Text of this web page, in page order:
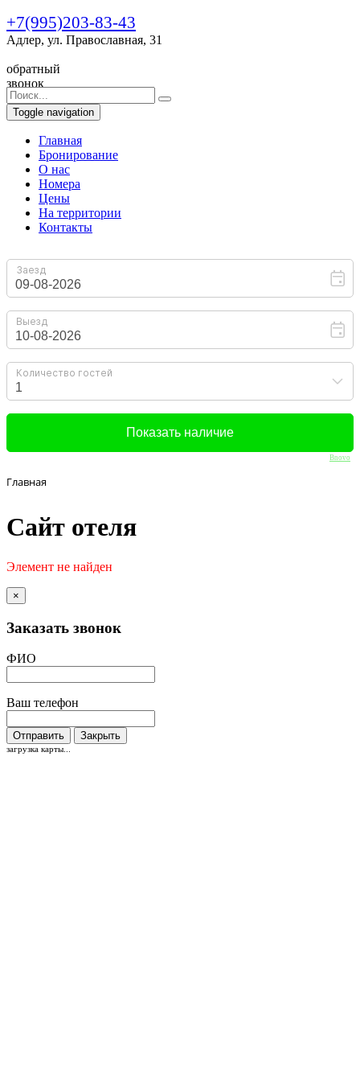
+7(995)203-83-43
Адлер, ул. Православная, 31
обратный
звонок
Toggle navigation
Главная
Бронирование
O нас
Номера
Цены
На территории
Контакты
Bnovo
Главная
Сайт отеля
Элемент не найден
×
Заказать звонок
ФИО
Ваш телефон
Отправить Закрыть
загрузка карты...